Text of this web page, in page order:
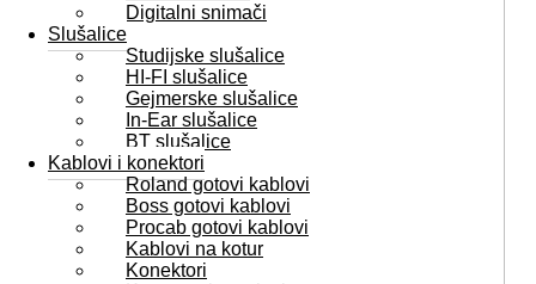
Digitalni snimači
Slušalice
Studijske slušalice
HI-FI slušalice
Gejmerske slušalice
In-Ear slušalice
BT slušalice
Kablovi i konektori
Roland gotovi kablovi
Boss gotovi kablovi
Procab gotovi kablovi
Kablovi na kotur
Konektori